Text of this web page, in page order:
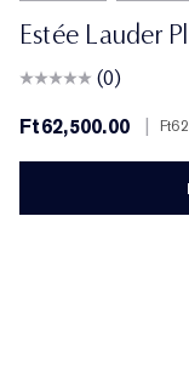
Estée Lauder
(0)
Ft62,500.00